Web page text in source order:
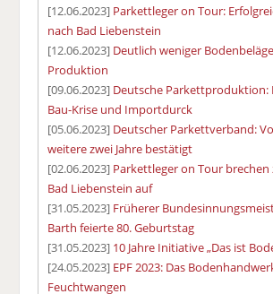
[12.06.2023] Parkettleger on Tour:
nach Bad Liebenstein
[12.06.2023] Deutlich weniger
Produktion
[09.06.2023] Deutsche Parkettproduktion:
Bau-Krise und Importdurck
[05.06.2023] Deutscher Parkettverband:
weitere zwei Jahre bestätigt
[02.06.2023] Parkettleger on Tour brechen
Bad Liebenstein auf
[31.05.2023] Früherer
Barth feierte 80. Geburtstag
[31.05.2023] 10 Jahre Initiative „Das ist
[24.05.2023] EPF 2023: Das
Feuchtwangen